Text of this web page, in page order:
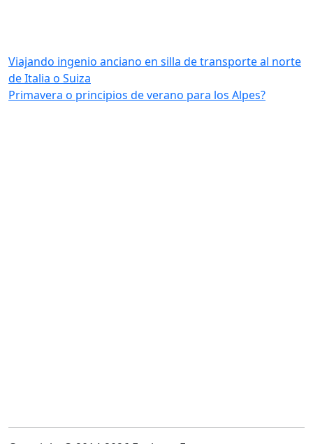
Viajando ingenio anciano en silla de transporte al norte
de Italia o Suiza
Primavera o principios de verano para los Alpes?